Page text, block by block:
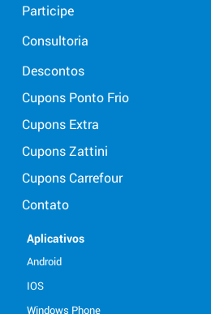
Participe
Consultoria
Descontos
Cupons Ponto Frio
Cupons Extra
Cupons Zattini
Cupons Carrefour
Contato
Aplicativos
Android
IOS
Windows Phone